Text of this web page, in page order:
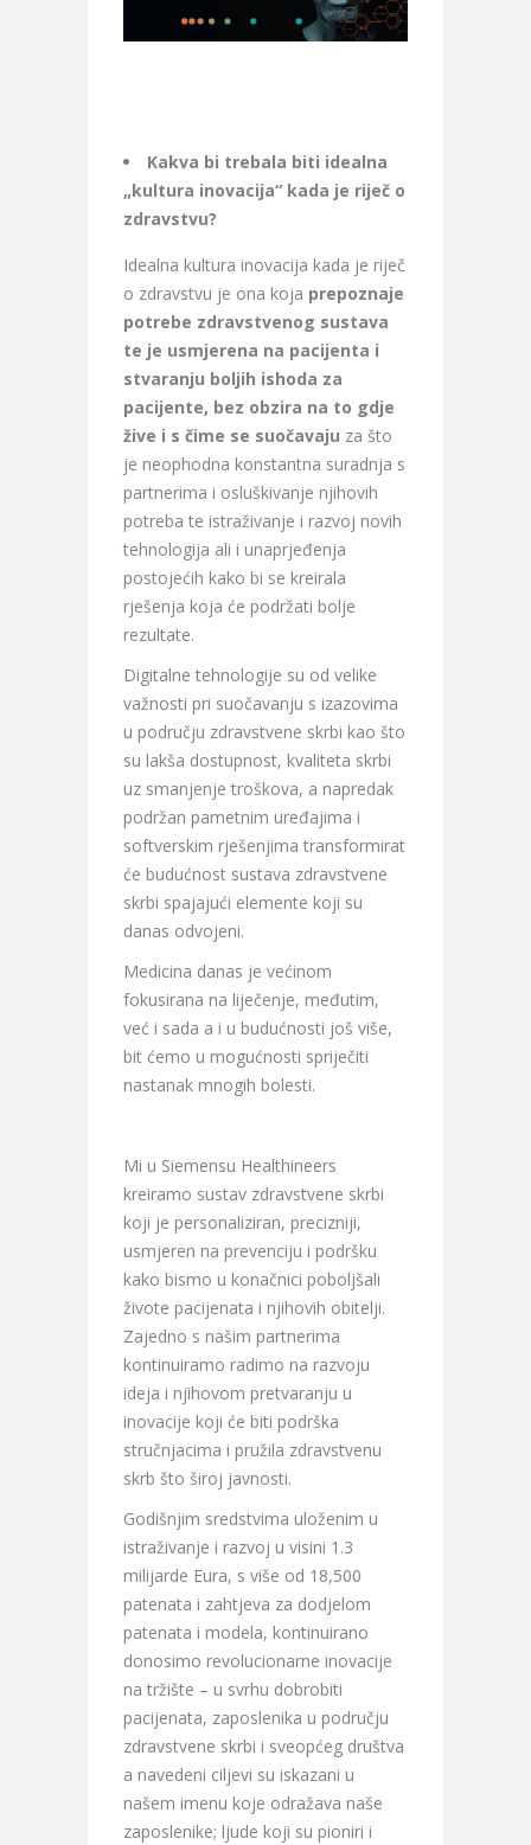
Kakva bi trebala biti idealna
„kultura inovacija“ kada je riječ o
zdravstvu?
Idealna kultura inovacija kada je riječ
o zdravstvu je ona koja prepoznaje
potrebe zdravstvenog sustava
te je usmjerena na pacijenta i
stvaranju boljih ishoda za
pacijente, bez obzira na to gdje
žive i s čime se suočavaju za što
je neophodna konstantna suradnja s
partnerima i osluškivanje njihovih
potreba te istraživanje i razvoj novih
tehnologija ali i unaprjeđenja
postojećih kako bi se kreirala
rješenja koja će podržati bolje
rezultate.
Digitalne tehnologije su od velike
važnosti pri suočavanju s izazovima
u području zdravstvene skrbi kao što
su lakša dostupnost, kvaliteta skrbi
uz smanjenje troškova, a napredak
podržan pametnim uređajima i
softverskim rješenjima transformirat
će budućnost sustava zdravstvene
skrbi spajajući elemente koji su
danas odvojeni.
Medicina danas je većinom
fokusirana na liječenje, međutim,
već i sada a i u budućnosti još više,
bit ćemo u mogućnosti spriječiti
nastanak mnogih bolesti.
Mi u Siemensu Healthineers
kreiramo sustav zdravstvene skrbi
koji je personaliziran, precizniji,
usmjeren na prevenciju i podršku
kako bismo u konačnici poboljšali
živote pacijenata i njihovih obitelji.
Zajedno s našim partnerima
kontinuiramo radimo na razvoju
ideja i njihovom pretvaranju u
inovacije koji će biti podrška
stručnjacima i pružila zdravstvenu
skrb što široj javnosti.
Godišnjim sredstvima uloženim u
istraživanje i razvoj u visini 1.3
milijarde Eura, s više od 18,500
patenata i zahtjeva za dodjelom
patenata i modela, kontinuirano
donosimo revolucionarne inovacije
na tržište – u svrhu dobrobiti
pacijenata, zaposlenika u području
zdravstvene skrbi i sveopćeg društva
a navedeni ciljevi su iskazani u
našem imenu koje odražava naše
zaposlenike; ljude koji su pioniri i